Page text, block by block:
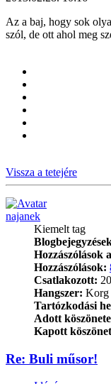
Az a baj, hogy sok
szól, de ott ahol meg
Vissza a tetejére
najanek
Kiemelt tag
Hozzászólások
Hozzászólások:
Csatlakozott:
Hangszer: Korg
Tartózkodási
Adott
Kapott
Re: Buli műsor!